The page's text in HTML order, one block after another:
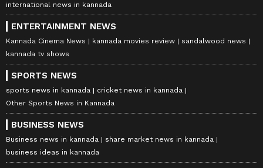
international news in kannada
ENTERTAINMENT NEWS
Kannada Cinema News kannada movies review
sandalwood news
kannada tv shows
SPORTS NEWS
sports news in kannada
cricket news in kannada
Other Sports News in Kannada
BUSINESS NEWS
Business news in kannada
share market news in kannada
business ideas in kannada